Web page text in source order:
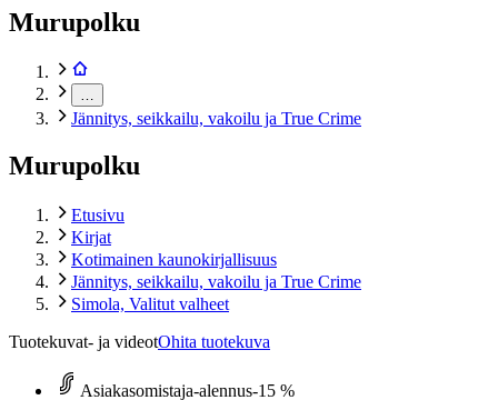
Murupolku
Jännitys, seikkailu, vakoilu ja True Crime
Murupolku
Etusivu
Kirjat
Kotimainen kaunokirjallisuus
Jännitys, seikkailu, vakoilu ja True Crime
Simola, Valitut valheet
Tuotekuvat- ja videotOhita tuotekuva
Asiakasomistaja-alennus-15 %